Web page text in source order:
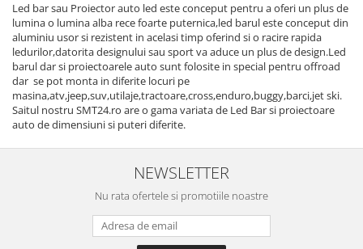
Led bar sau Proiector auto led este conceput pentru a oferi un plus de
lumina o lumina alba rece foarte puternica,led barul este conceput din
aluminiu usor si rezistent in acelasi timp oferind si o racire rapida
ledurilor,datorita designului sau sport va aduce un plus de design.Led
barul dar si proiectoarele auto sunt folosite in special pentru offroad
dar se pot monta in diferite locuri pe
masina,atv,jeep,suv,utilaje,tractoare,cross,enduro,buggy,barci,jet ski.
Saitul nostru SMT24.ro are o gama variata de Led Bar si proiectoare
auto de dimensiuni si puteri diferite.
NEWSLETTER
Nu rata ofertele si promotiile noastre